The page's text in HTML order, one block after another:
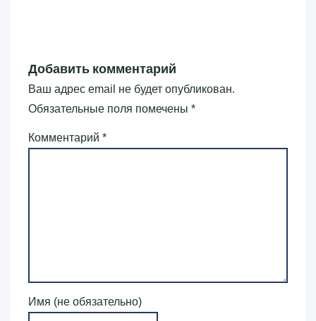
Добавить комментарий
Ваш адрес email не будет опубликован.
Обязательные поля помечены *
Комментарий *
Имя (не обязательно)